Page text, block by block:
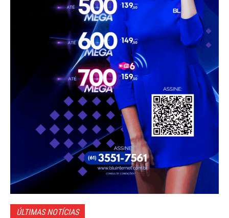
ÚLTIMAS NOTÍCIAS